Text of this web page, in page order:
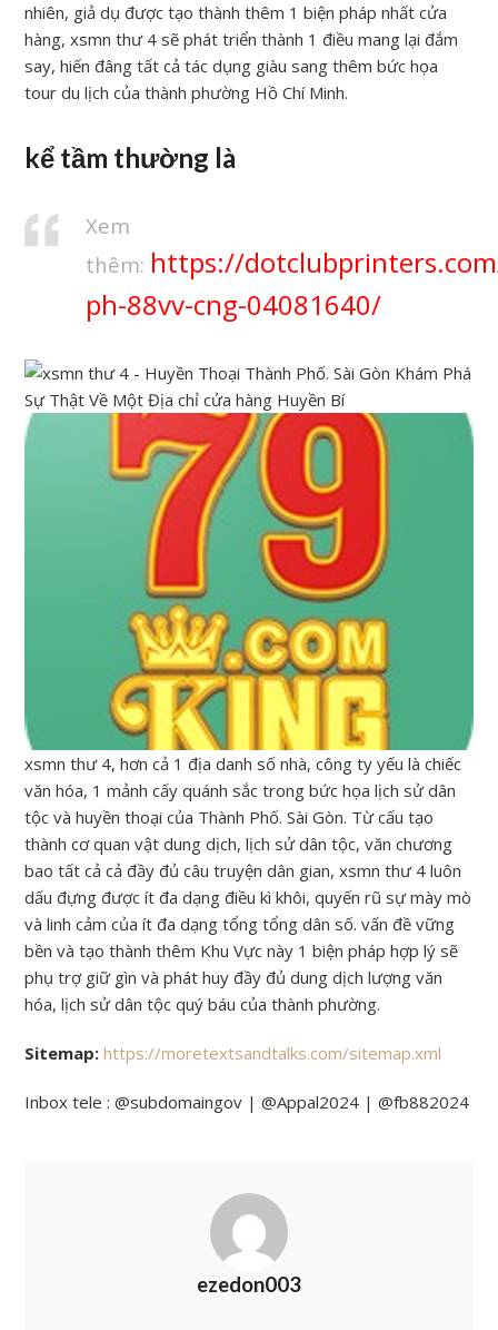
nhiên, giả dụ được tạo thành thêm 1 biện pháp nhất cửa
hàng, xsmn thư 4 sẽ phát triển thành 1 điều mang lại đắm
say, hiến đâng tất cả tác dụng giàu sang thêm bức họa
tour du lịch của thành phường Hồ Chí Minh.
kể tầm thường là
Xem
thêm: https://
ph-88vv-cng-04081640/
xsmn thư 4, hơn cả 1 địa danh số nhà, công ty yếu là chiếc
văn hóa, 1 mảnh cấy quánh sắc trong bức họa lịch sử dân
tộc và huyền thoại của Thành Phố. Sài Gòn. Từ cấu tạo
thành cơ quan vật dung dịch, lịch sử dân tộc, văn chương
bao tất cả cả đầy đủ câu truyện dân gian, xsmn thư 4 luôn
dấu đựng được ít đa dạng điều kì khôi, quyến rũ sự mày mò
và linh cảm của ít đa dạng tổng tổng dân số. vấn đề vững
bền và tạo thành thêm Khu Vực này 1 biện pháp hợp lý sẽ
phụ trợ giữ gìn và phát huy đầy đủ dung dịch lượng văn
hóa, lịch sử dân tộc quý báu của thành phường.
Sitemap: https://moretextsandtalks.com/sitemap.xml
Inbox tele : @subdomaingov | @Appal2024 | @fb882024
ezedon003